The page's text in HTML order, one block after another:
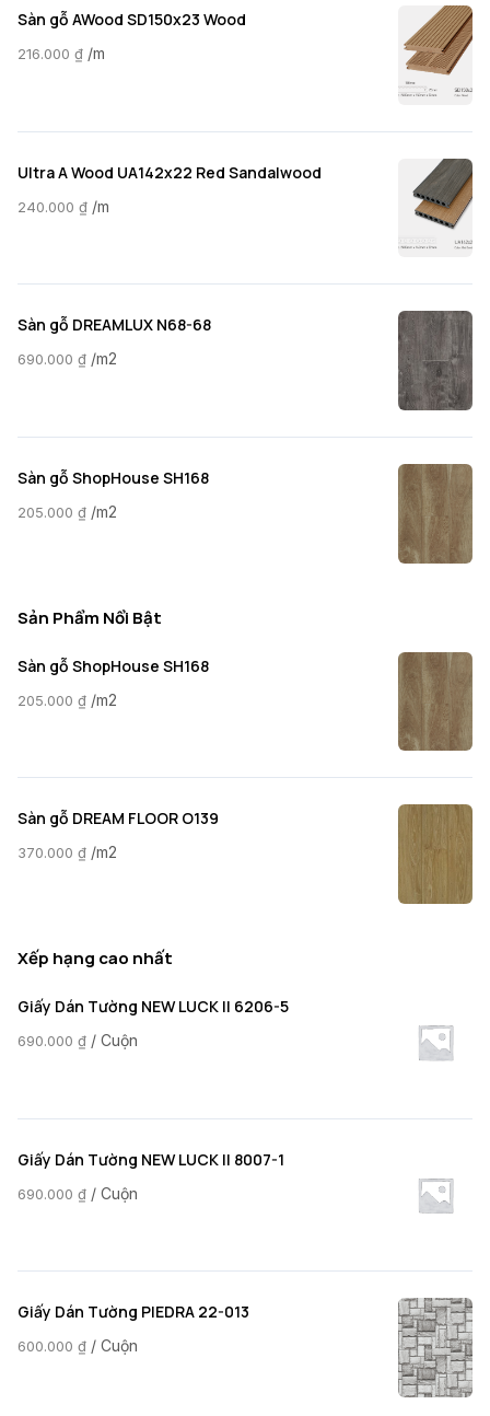
Sàn gỗ AWood SD150x23 Wood
216.000 ₫ /m
Ultra A Wood UA142x22 Red Sandalwood
240.000 ₫ /m
Sàn gỗ DREAMLUX N68-68
690.000 ₫ /m2
Sàn gỗ ShopHouse SH168
205.000 ₫ /m2
Sản Phẩm Nổi Bật
Sàn gỗ ShopHouse SH168
205.000 ₫ /m2
Sàn gỗ DREAM FLOOR O139
370.000 ₫ /m2
Xếp hạng cao nhất
Giấy Dán Tường NEW LUCK II 6206-5
690.000 ₫ / Cuộn
Giấy Dán Tường NEW LUCK II 8007-1
690.000 ₫ / Cuộn
Giấy Dán Tường PIEDRA 22-013
600.000 ₫ / Cuộn